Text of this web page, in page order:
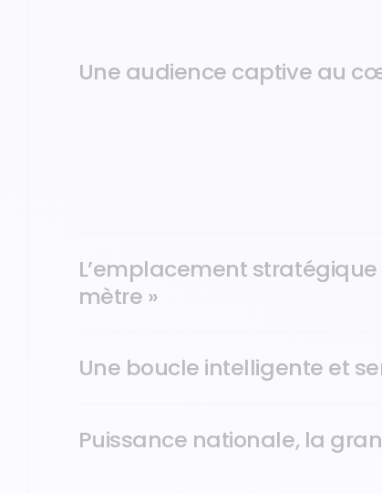
Une audience captive au
L’emplacement
mètre »
Une boucle intelligente et
Puissance nationale, la